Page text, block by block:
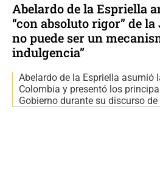
Abelardo de la Espriella
“con absoluto rigor” de
no puede ser un
indulgencia”
Abelardo de la Espriella asumió
Colombia y presentó los
Gobierno durante su discurso